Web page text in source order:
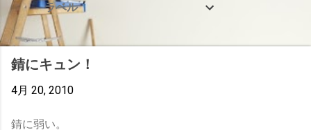
ラベル
錆にキュン！
4月 20, 2010
錆に弱い。